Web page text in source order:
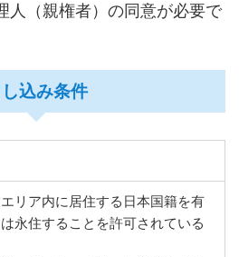
人（親権者）の同意が必要で
込み条件
リア内に居住する日本国籍を有
永住することを許可されている